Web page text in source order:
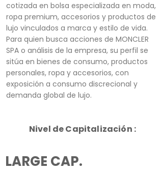
cotizada en bolsa especializada en moda,
ropa premium, accesorios y productos de
lujo vinculados a marca y estilo de vida.
Para quien busca acciones de MONCLER
SPA o análisis de la empresa, su perfil se
sitúa en bienes de consumo, productos
personales, ropa y accesorios, con
exposición a consumo discrecional y
demanda global de lujo.
Nivel de Capitalización :
LARGE CAP.